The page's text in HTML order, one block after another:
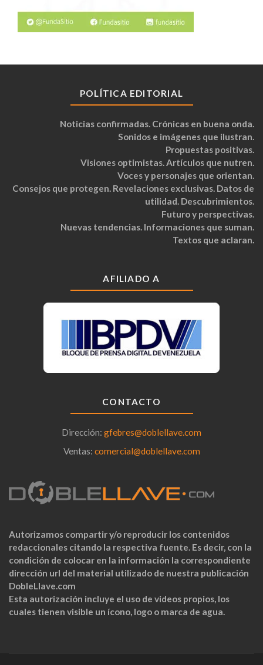
POLÍTICA EDITORIAL
Noticias confirmadas. Crónicas en buena onda.
Sonidos e imágenes que ilustran.
Propuestas positivas.
Visiones optimistas. Artículos que nutren.
Voces y personajes que orientan.
Consejos que protegen. Revelaciones exclusivas. Datos de
utilidad. Descubrimientos.
Futuro y perspectivas.
Nuevas tendencias. Informaciones que suman.
Textos que aclaran.
AFILIADO A
CONTACTO
Dirección: gfebres@doblellave.com
Ventas: comercial@doblellave.com
Autorizamos compartir y/o reproducir los contenidos
redaccionales citando la respectiva fuente. Es decir, con la
condición de colocar en la información la correspondiente
dirección url del material utilizado de nuestra publicación
DobleLlave.com
Esta autorización incluye el uso de videos propios, los
cuales tienen visible un ícono, logo o marca de agua.